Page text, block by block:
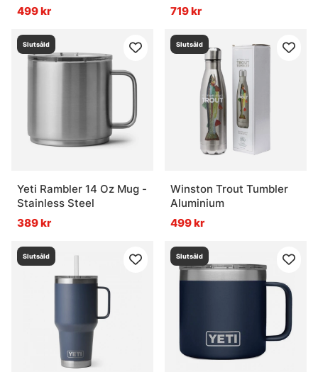
499 kr
719 kr
Slutsåld
Yeti Rambler 14 Oz Mug -
Stainless Steel
389 kr
Slutsåld
Winston Trout Tumbler
Aluminium
499 kr
Slutsåld Slutsåld